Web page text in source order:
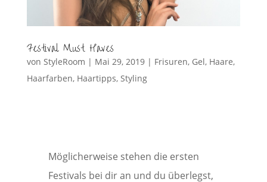
Festival Must Haves
von StyleRoom | Mai 29, 2019| Frisuren, Gel, Haare,
Haarfarben, Haartipps, Styling
Möglicherweise stehen die ersten
Festivals bei dir an und du überlegst,